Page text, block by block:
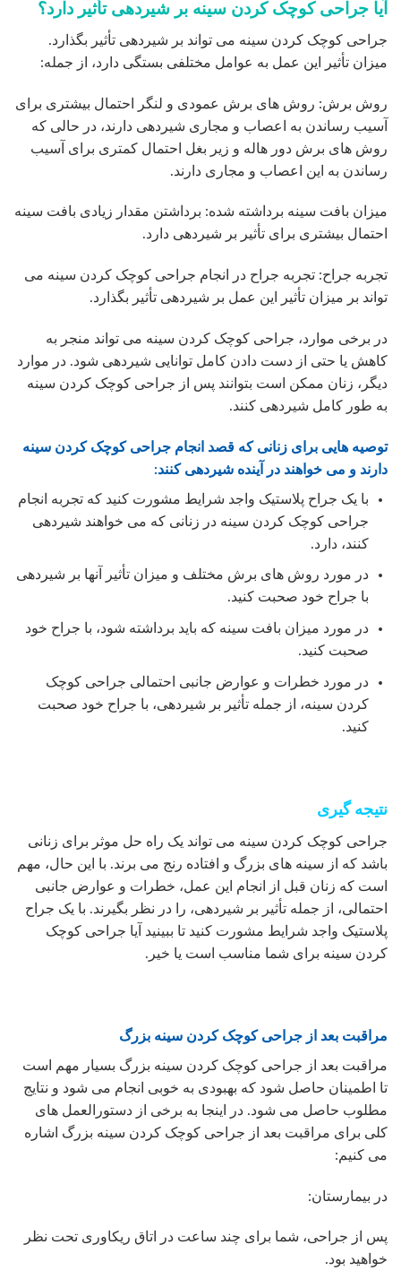
آیا جراحی کوچک کردن سینه بر شیردهی تأثیر دارد؟
جراحی کوچک کردن سینه می تواند بر شیردهی تأثیر بگذارد.
میزان تأثیر این عمل به عوامل مختلفی بستگی دارد، از جمله:
روش برش: روش های برش عمودی و لنگر احتمال بیشتری برای
آسیب رساندن به اعصاب و مجاری شیردهی دارند، در حالی که
روش های برش دور هاله و زیر بغل احتمال کمتری برای آسیب
رساندن به این اعصاب و مجاری دارند.
میزان بافت سینه برداشته شده: برداشتن مقدار زیادی بافت سینه
احتمال بیشتری برای تأثیر بر شیردهی دارد.
تجربه جراح: تجربه جراح در انجام جراحی کوچک کردن سینه می
تواند بر میزان تأثیر این عمل بر شیردهی تأثیر بگذارد.
در برخی موارد، جراحی کوچک کردن سینه می تواند منجر به
کاهش یا حتی از دست دادن کامل توانایی شیردهی شود. در موارد
دیگر، زنان ممکن است بتوانند پس از جراحی کوچک کردن سینه
به طور کامل شیردهی کنند.
توصیه هایی برای زنانی که قصد انجام جراحی کوچک کردن سینه
دارند و می خواهند در آینده شیردهی کنند:
با یک جراح پلاستیک واجد شرایط مشورت کنید که تجربه انجام
جراحی کوچک کردن سینه در زنانی که می خواهند شیردهی
کنند، دارد.
در مورد روش های برش مختلف و میزان تأثیر آنها بر شیردهی
با جراح خود صحبت کنید.
در مورد میزان بافت سینه که باید برداشته شود، با جراح خود
صحبت کنید.
در مورد خطرات و عوارض جانبی احتمالی جراحی کوچک
کردن سینه، از جمله تأثیر بر شیردهی، با جراح خود صحبت
کنید.
نتیجه گیری
جراحی کوچک کردن سینه می تواند یک راه حل موثر برای زنانی
باشد که از سینه های بزرگ و افتاده رنج می برند. با این حال، مهم
است که زنان قبل از انجام این عمل، خطرات و عوارض جانبی
احتمالی، از جمله تأثیر بر شیردهی، را در نظر بگیرند. با یک جراح
پلاستیک واجد شرایط مشورت کنید تا ببینید آیا جراحی کوچک
کردن سینه برای شما مناسب است یا خیر.
مراقبت بعد از جراحی کوچک کردن سینه بزرگ
مراقبت بعد از جراحی کوچک کردن سینه بزرگ بسیار مهم است
تا اطمینان حاصل شود که بهبودی به خوبی انجام می شود و نتایج
مطلوب حاصل می شود. در اینجا به برخی از دستورالعمل های
کلی برای مراقبت بعد از جراحی کوچک کردن سینه بزرگ اشاره
می کنیم:
در بیمارستان:
پس از جراحی، شما برای چند ساعت در اتاق ریکاوری تحت نظر
خواهید بود.